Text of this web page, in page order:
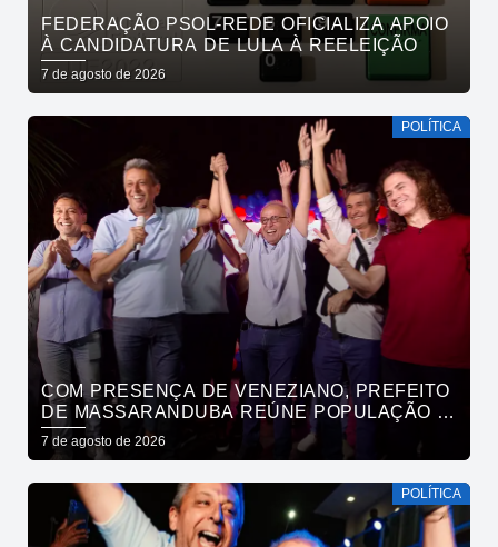
FEDERAÇÃO PSOL-REDE OFICIALIZA APOIO
À CANDIDATURA DE LULA À REELEIÇÃO
7 de agosto de 2026
POLÍTICA
COM PRESENÇA DE VENEZIANO, PREFEITO
DE MASSARANDUBA REÚNE POPULAÇÃO E
ANUNCIA APOIO A CÍCERO LUCENA
7 de agosto de 2026
POLÍTICA